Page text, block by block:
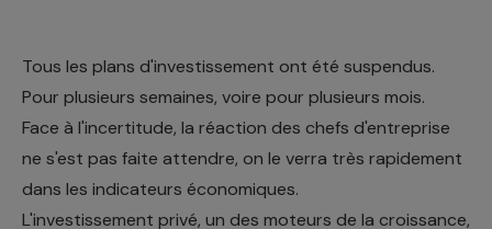
Tous les plans d'investissement ont été suspendus.
Pour plusieurs semaines, voire pour plusieurs mois.
Face à l'incertitude, la réaction des chefs d'entreprise
ne s'est pas faite attendre, on le verra très rapidement
dans les indicateurs économiques.
L'investissement privé, un des moteurs de la croissance,